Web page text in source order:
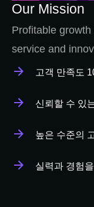
Our Mission
Profitable
service and
고객 만족도
신뢰할 수 있
높은 수준의
실력과 경험